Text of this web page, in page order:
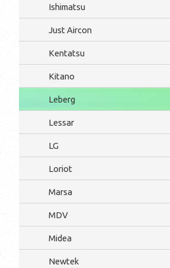
Ishimatsu
Just Aircon
Kentatsu
Kitano
Leberg
Lessar
LG
Loriot
Marsa
MDV
Midea
Newtek